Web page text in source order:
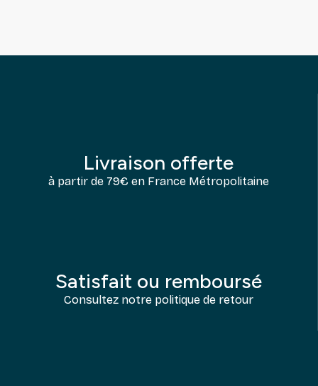
Livraison offerte
à partir de 79€ en France Métropolitaine
Satisfait ou remboursé
Consultez notre politique de retour